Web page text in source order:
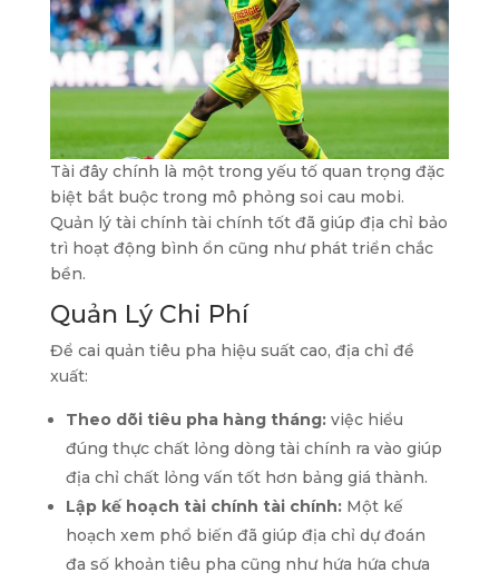
Tài đây chính là một trong yếu tố quan trọng đặc
biệt bắt buộc trong mô phỏng soi cau mobi.
Quản lý tài chính tài chính tốt đã giúp địa chỉ bảo
trì hoạt động bình ổn cũng như phát triển chắc
bền.
Quản Lý Chi Phí
Để cai quản tiêu pha hiệu suất cao, địa chỉ đề
xuất:
Theo dõi tiêu pha hàng tháng:việc hiểu
đúng thực chất lỏng dòng tài chính ra vào giúp
địa chỉ chất lỏng vấn tốt hơn bảng giá thành.
Lập kế hoạch tài chính tài chính:Một kế
hoạch xem phổ biến đã giúp địa chỉ dự đoán
đa số khoản tiêu pha cũng như hứa hứa chưa